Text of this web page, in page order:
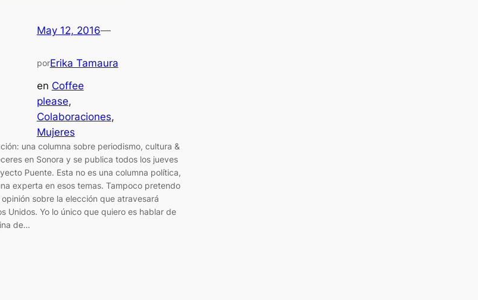
May 12, 2016—
porErika Tamaura
en Coffee
please
Colaboraciones
Mujeres
una columna sobre periodismo, cultura &
en Sonora y se publica todos los jueves
Puente. Esta no es una columna política,
experta en esos temas. Tampoco pretendo
sobre la elección que atravesará
Unidos. Yo lo único que quiero es hablar de
de…